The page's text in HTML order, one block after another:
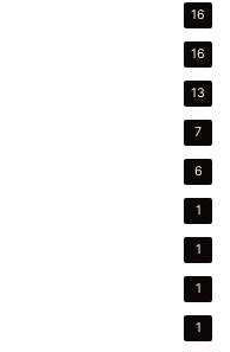
16
16
13
7
6
1
1
1
1